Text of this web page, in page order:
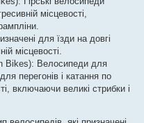
місцевості,
для їзди на довгі
місцевості.
Bikes): Велосипеди для
перегонів і катання по
включаючи великі стрибки і